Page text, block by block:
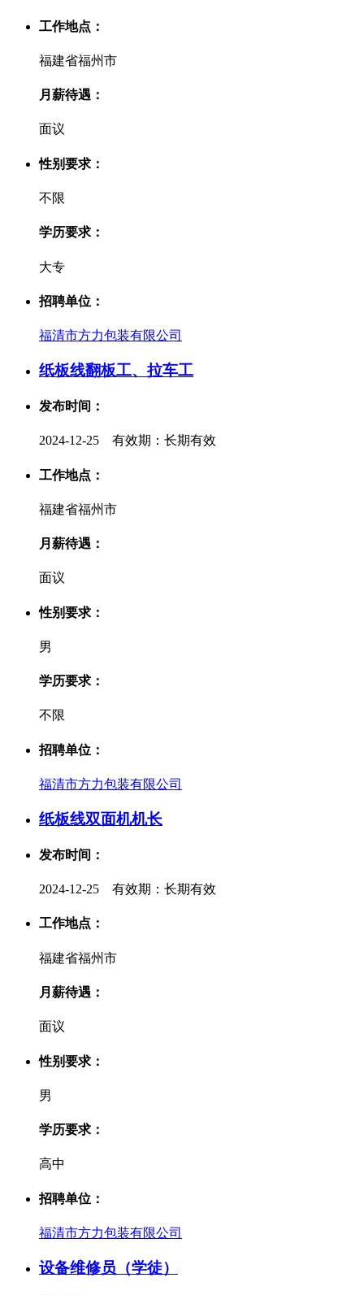
工作地点：
福建省福州市
月薪待遇：
面议
性别要求：
不限
学历要求：
大专
招聘单位：
福清市方力包装有限公司
纸板线翻板工、拉车工
发布时间：
2024-12-25 有效期：长期有效
工作地点：
福建省福州市
月薪待遇：
面议
性别要求：
男
学历要求：
不限
招聘单位：
福清市方力包装有限公司
纸板线双面机机长
发布时间：
2024-12-25 有效期：长期有效
工作地点：
福建省福州市
月薪待遇：
面议
性别要求：
男
学历要求：
高中
招聘单位：
福清市方力包装有限公司
设备维修员（学徒）